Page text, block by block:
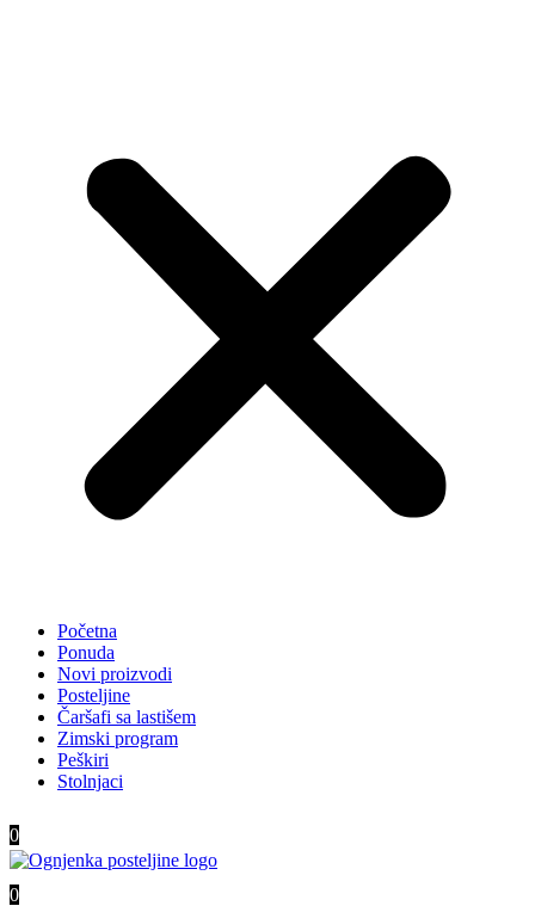
Početna
Ponuda
Novi proizvodi
Posteljine
Čaršafi sa lastišem
Zimski program
Peškiri
Stolnjaci
0
0